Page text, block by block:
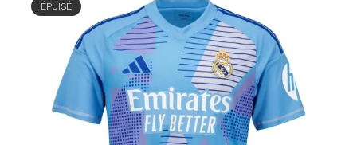
ÉPUISÉ